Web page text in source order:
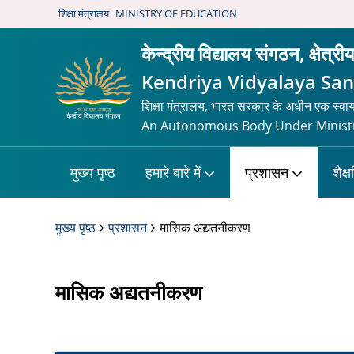
शिक्षा मंत्रालय MINISTRY OF EDUCATION
केन्द्रीय विद्यालय संगठन,
Kendriya Vidyalaya
शिक्षा मंत्रालय, भारत सरकार के अधीन एक
An Autonomous Body Under
मुख्य पृष्ठ हमारे बारे में प्रशासन
मुख्य पृष्ठ प्रशासन मासिक अद्यतनीकरण
मासिक अद्यतनीकरण